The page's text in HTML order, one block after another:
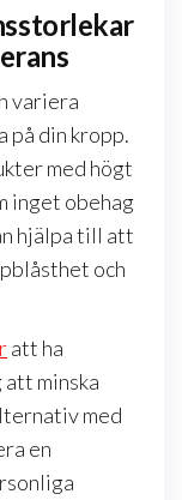
variera
på din kropp.
med högt
inget obehag
hjälpa till att
och
att ha
minska
med
en